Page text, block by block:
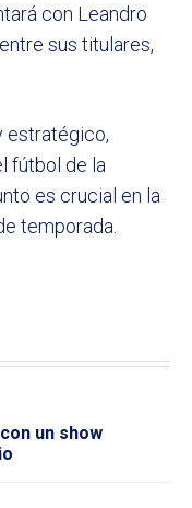
con Leandro
sus titulares,
estratégico,
fútbol de la
es crucial en la
temporada.
un show